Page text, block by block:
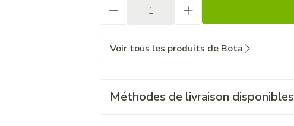
Voir tous les produits de Bota
Méthodes de livraison disponibles